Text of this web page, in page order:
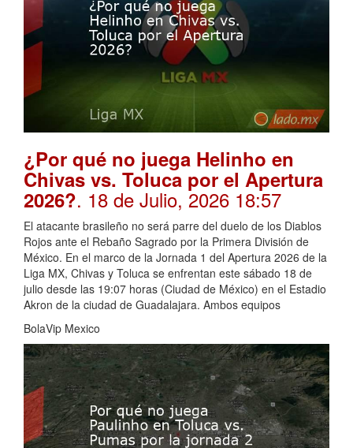
¿Por qué no juega Helinho en
Chivas vs. Toluca por el Apertura
2026?. 18 de Julio, 2026 18:57
El atacante brasileño no será parre del duelo de los Diablos
Rojos ante el Rebaño Sagrado por la Primera División de
México. En el marco de la Jornada 1 del Apertura 2026 de la
Liga MX, Chivas y Toluca se enfrentan este sábado 18 de
julio desde las 19:07 horas (Ciudad de México) en el Estadio
Akron de la ciudad de Guadalajara. Ambos equipos
BolaVip Mexico